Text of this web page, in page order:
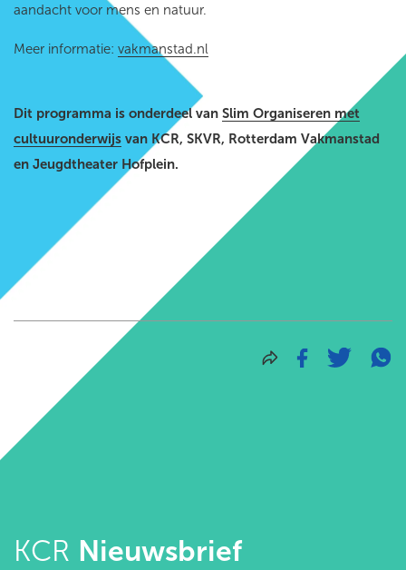
aandacht voor mens en natuur.
Meer informatie: vakmanstad.nl
Dit programma is onderdeel van Slim Organiseren met
cultuuronderwijs van KCR, SKVR, Rotterdam Vakmanstad
en Jeugdtheater Hofplein.
KCR Nieuwsbrief